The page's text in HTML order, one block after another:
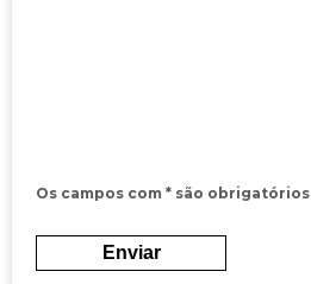
Os campos com * são obrigatórios